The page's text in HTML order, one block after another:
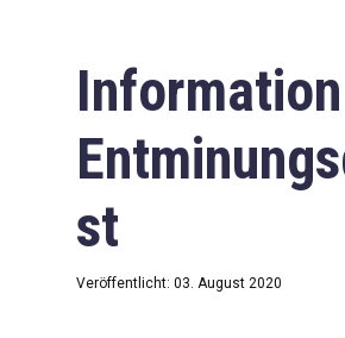
Information
st
Veröffentlicht: 03. August 2020